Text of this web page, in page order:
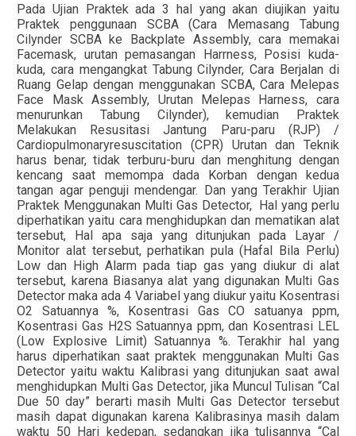
Pada Ujian Praktek ada 3 hal yang akan diujikan yaitu
Praktek penggunaan SCBA (Cara Memasang Tabung
Cilynder SCBA ke Backplate Assembly, cara memakai
Facemask, urutan pemasangan Harrness, Posisi kuda-
kuda, cara mengangkat Tabung Cilynder, Cara Berjalan di
Ruang Gelap dengan menggunakan SCBA, Cara Melepas
Face Mask Assembly, Urutan Melepas Harness, cara
menurunkan Tabung Cilynder), kemudian Praktek
Melakukan Resusitasi Jantung Paru-paru (RJP) /
Cardiopulmonaryresuscitation (CPR) Urutan dan Teknik
harus benar, tidak terburu-buru dan menghitung dengan
kencang saat memompa dada Korban dengan kedua
tangan agar penguji mendengar. Dan yang Terakhir Ujian
Praktek Menggunakan Multi Gas Detector, Hal yang perlu
diperhatikan yaitu cara menghidupkan dan mematikan alat
tersebut, Hal apa saja yang ditunjukan pada Layar /
Monitor alat tersebut, perhatikan pula (Hafal Bila Perlu)
Low dan High Alarm pada tiap gas yang diukur di alat
tersebut, karena Biasanya alat yang digunakan Multi Gas
Detector maka ada 4 Variabel yang diukur yaitu Kosentrasi
O2 Satuannya %, Kosentrasi Gas CO satuanya ppm,
Kosentrasi Gas H2S Satuannya ppm, dan Kosentrasi LEL
(Low Explosive Limit) Satuannya %. Terakhir hal yang
harus diperhatikan saat praktek menggunakan Multi Gas
Detector yaitu waktu Kalibrasi yang ditunjukan saat awal
menghidupkan Multi Gas Detector, jika Muncul Tulisan “Cal
Due 50 day” berarti masih Multi Gas Detector tersebut
masih dapat digunakan karena Kalibrasinya masih dalam
waktu 50 Hari kedepan, sedangkan jika tulisannya “Cal